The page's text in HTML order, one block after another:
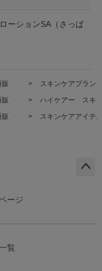
ーションSA（さっぱ
スキンケアブラン
ハイケアー スキ
スキンケアアイテ
ージ
覧